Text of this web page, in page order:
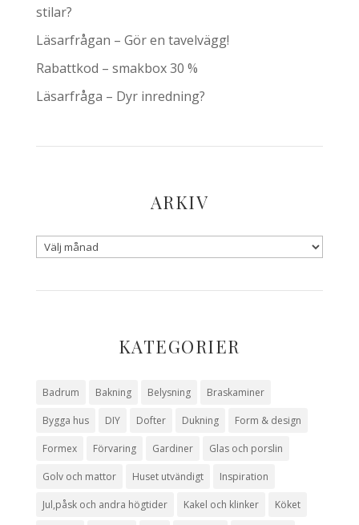
stilar?
Läsarfrågan – Gör en tavelvägg!
Rabattkod – smakbox 30 %
Läsarfråga – Dyr inredning?
ARKIV
KATEGORIER
Badrum Bakning Belysning Braskaminer
Bygga hus DIY Dofter Dukning Form & design
Formex Förvaring Gardiner Glas och porslin
Golv och mattor Huset utvändigt Inspiration
Jul,påsk och andra högtider Kakel och klinker Köket